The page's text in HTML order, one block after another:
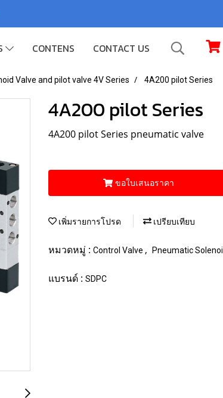
CONTENS CONTACT US
Valve and pilot valve 4V Series 4A200 pilot Series
4A200 pilot Series
4A200 pilot Series pneumatic valve
ขอใบเสนอราคา
เพิ่มรายการโปรด เปรียบเทียบ
หมวดหมู่ : Control Valve , Pneumatic
แบรนด์ : SDPC